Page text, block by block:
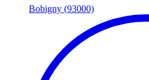
Bobigny (93000)